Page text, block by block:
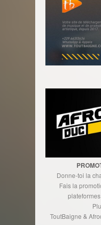
Donne-toi la
Fais la
ToutBaigne &